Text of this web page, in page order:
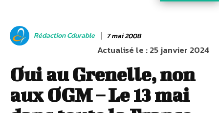
Rédaction Cdurable 7 mai 2008
Actualisé le :25 janvier 2024
Oui au Grenelle, non
aux OGM – Le 13 mai